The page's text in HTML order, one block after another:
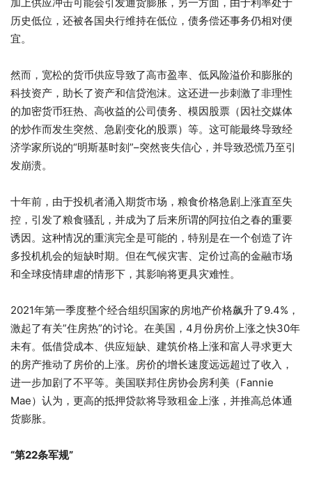
历史低位，还被各国央行维持在低位，债务偿还事务仍相对便
宜。
然而，宽松的货币供应导致了高市盈率、低风险溢价和膨胀的
科技资产，助长了资产和信贷泡沫。这还进一步刺激了非理性
的加密货币狂热、高收益的公司债务、模因股票（因社交媒体
的炒作而发生突然、急剧变化的股票）等。这可能最终导致经
济学家所说的“明斯基时刻”–突然丧失信心，并导致恐慌乃至引
发崩溃。
十年前，由于投机者涌入期货市场，粮食价格急剧上涨直至失
控，引发了粮食骚乱，并成为了后来所谓的阿拉伯之春的重要
诱因。这种情况的重演完全是可能的，特别是在一个创造了许
多投机机会的短缺时期。但在气候灾害、定价过高的金融市场
和全球疫情肆虐的情形下，其影响将更具灾难性。
2021年第一季度整个经合组织国家的房地产价格飙升了9.4%，
激起了有关”住房热”的讨论。在美国，4月份房价上涨之快30年
未有。低借贷成本、供应短缺、建筑价格上涨和富人寻求更大
的房产推动了房价的上涨。房价的增长速度远远超过了收入，
进一步加剧了不平等。美国联邦住房协会房利美（Fannie
Mae）认为，更高的抵押贷款将导致租金上涨，并推高总体通
货膨胀。
“第22条军规”